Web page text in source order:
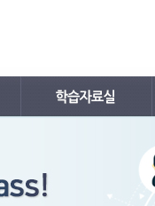
김치삼원장 칼럼